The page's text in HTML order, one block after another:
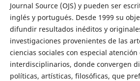
Journal Source (OJS) y pueden ser
inglés y portugués. Desde 1999 su
difundir resultados inéditos y
investigaciones provenientes de las
ciencias sociales con especial
interdisciplinarios, donde convergen
políticas, artísticas, filosóficas, que